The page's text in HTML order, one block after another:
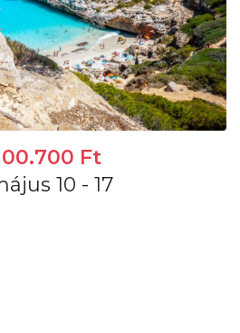
Ft
10 - 17